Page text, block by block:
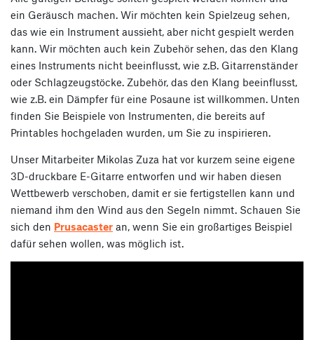
ein Geräusch machen. Wir möchten kein Spielzeug sehen,
das wie ein Instrument aussieht, aber nicht gespielt werden
kann. Wir möchten auch kein Zubehör sehen, das den Klang
eines Instruments nicht beeinflusst, wie z.B. Gitarrenständer
oder Schlagzeugstöcke. Zubehör, das den Klang beeinflusst,
wie z.B. ein Dämpfer für eine Posaune ist willkommen. Unten
finden Sie Beispiele von Instrumenten, die bereits auf
Printables hochgeladen wurden, um Sie zu inspirieren.
Unser Mitarbeiter Mikolas Zuza hat vor kurzem seine eigene
3D-druckbare E-Gitarre entworfen und wir haben diesen
Wettbewerb verschoben, damit er sie fertigstellen kann und
niemand ihm den Wind aus den Segeln nimmt. Schauen Sie
sich den Prusacaster an, wenn Sie ein großartiges Beispiel
dafür sehen wollen, was möglich ist.